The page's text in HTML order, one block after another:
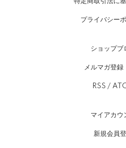
プライバシー
ショップブ
メルマガ登録
RSS /
マイアカウ
新規会員